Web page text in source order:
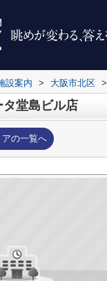
設案内 > 大阪市北区 >
堂島ビル店
の一覧へ